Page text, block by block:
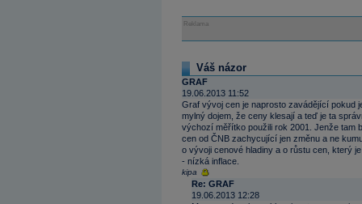
Reklama
Váš názor
GRAF
19.06.2013 11:52
Graf vývoj cen je naprosto zavádějící pokud
mylný dojem, že ceny klesají a teď je ta
výchozí měřítko použili rok 2001. Jenže tam
cen od ČNB zachycující jen změnu a ne
o vývoji cenové hladiny a o růstu cen, který
- nízká inflace.
kipa
Re: GRAF
19.06.2013 12:28